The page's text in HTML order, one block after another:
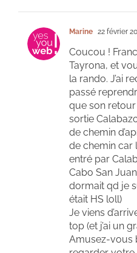
Marine 22 février
Coucou !
Tayrona, et
la rando. J’ai
passé
que son retour
sortie
de chemin
de chemin car
entré par
Cabo San
dormait qd je
était HS loll)
Je viens
top (et j’ai un
Amusez-vous